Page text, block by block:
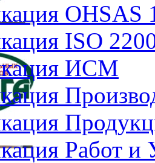
OHSAS
ISO
ИСМ
Работ и